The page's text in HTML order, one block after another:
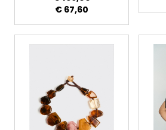
€ 67,60